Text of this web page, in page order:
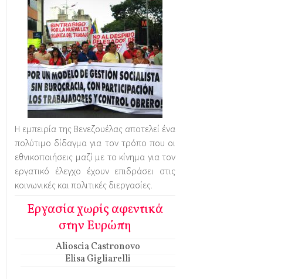
Η εμπειρία της Βενεζουέλας αποτελεί ένα
πολύτιμο δίδαγμα για τον τρόπο που οι
εθνικοποιήσεις μαζί με το κίνημα για τον
εργατικό έλεγχο έχουν επιδράσει στις
κοινωνικές και πολιτικές διεργασίες.
Εργασία χωρίς αφεντικά
στην Ευρώπη
Alioscia Castronovo
Elisa Gigliarelli